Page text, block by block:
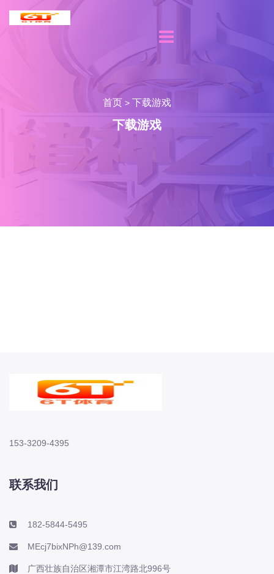
首页 > 下载游戏
下载游戏
153-3209-4395
联系我们
182-5844-5495
MEcj7bixNPh@139.com
广西壮族自治区湘潭市江湾路北996号